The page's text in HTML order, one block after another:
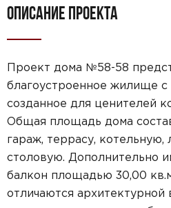
ОПИСАНИЕ ПРОЕКТА
Проект дома №58-58
благоустроенное жилище
созданное для ценителей
Общая площадь дома
гараж, террасу,
столовую. Дополнительно
балкон площадью 30,00
отличаются архитектурной